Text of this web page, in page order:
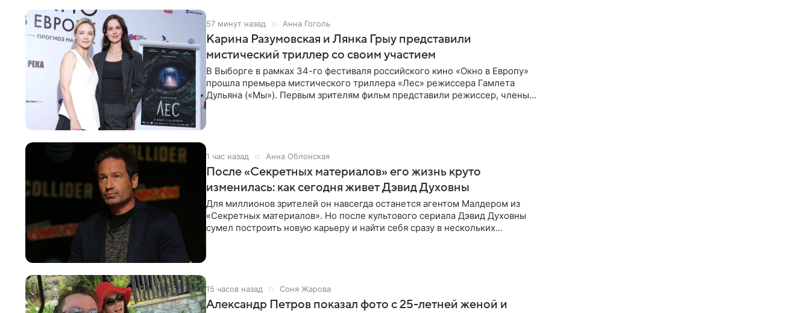
57 минут назад Анна Гоголь
Карина Разумовская и Лянка Грыу представили
мистический триллер со своим участием
В Выборге в рамках 34-го фестиваля российского кино «Окно в Европу»
прошла премьера мистического триллера «Лес» режиссера Гамлета
Дульяна («Мы»). Первым зрителям фильм представили режиссер, члены
1 час назад Анна Облонская
После «Секретных материалов» его жизнь круто
изменилась: как сегодня живет Дэвид Духовны
Для миллионов зрителей он навсегда останется агентом Малдером из
«Секретных материалов». Но после культового сериала Дэвид Духовны
сумел построить новую карьеру и найти себя сразу в нескольких
15 часов назад Соня Жарова
Александр Петров показал фото с 25-летней женой и